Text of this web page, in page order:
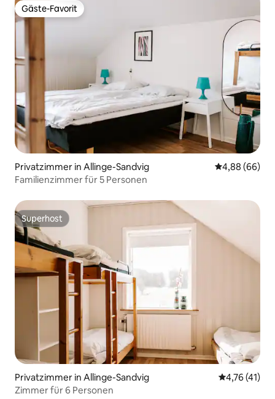
Gäste-Favorit
Gäste-Favorit
Privatzimmer in Allinge-Sandvig
4,88 (66)
Familienzimmer für 5 Personen
Superhost
Superhost
Privatzimmer in Allinge-Sandvig
4,76 (41)
Zimmer für 6 Personen